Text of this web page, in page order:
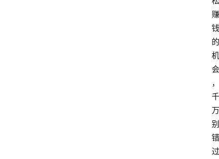
赚
钱
的
机
会
，
千
万
别
错
过